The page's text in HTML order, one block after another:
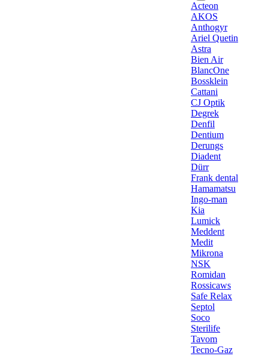
Acteon
AKOS
Anthogyr
Ariel Quetin
Astra
Bien Air
BlancOne
Bossklein
Cattani
CJ Optik
Degrek
Denfil
Dentium
Derungs
Diadent
Dürr
Frank dental
Hamamatsu
Ingo-man
Kia
Lumick
Meddent
Medit
Mikrona
NSK
Romidan
Rossicaws
Safe Relax
Septol
Soco
Sterilife
Tavom
Tecno-Gaz